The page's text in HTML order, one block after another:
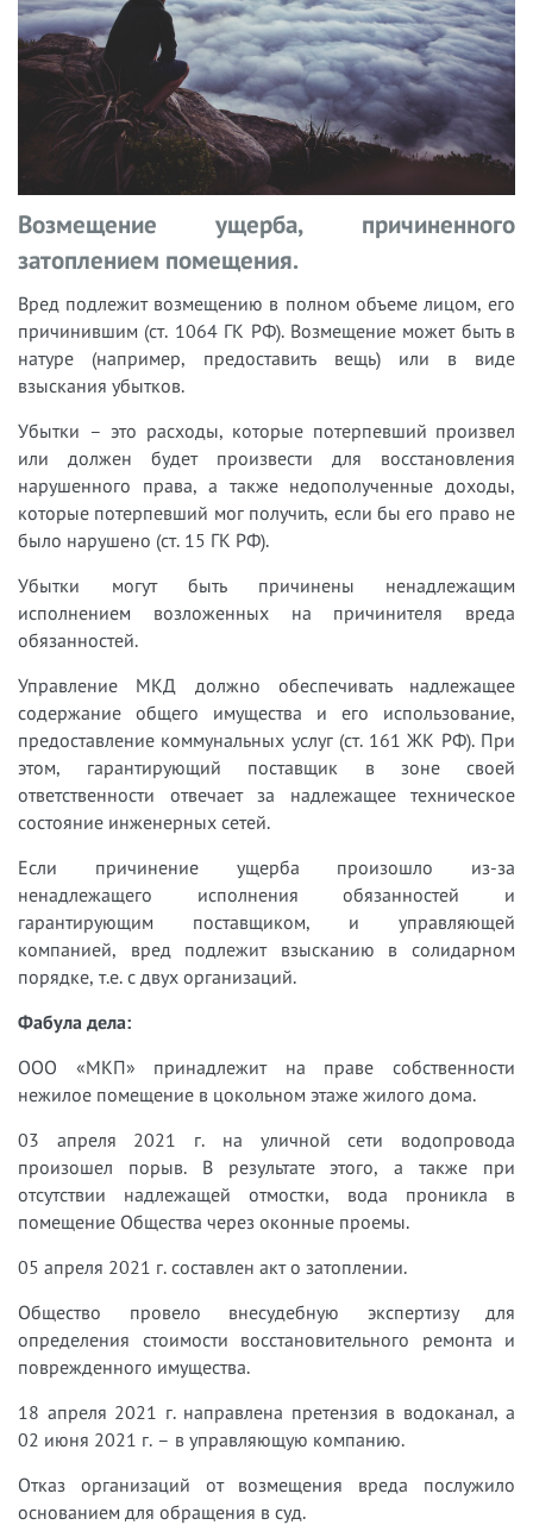
Возмещение ущерба, причиненного
затоплением помещения.
Вред подлежит возмещению в полном объеме лицом, его
причинившим (ст. 1064 ГК РФ). Возмещение может быть в
натуре (например, предоставить вещь) или в виде
взыскания убытков.
Убытки – это расходы, которые потерпевший произвел
или должен будет произвести для восстановления
нарушенного права, а также недополученные доходы,
которые потерпевший мог получить, если бы его право не
было нарушено (ст. 15 ГК РФ).
Убытки могут быть причинены ненадлежащим
исполнением возложенных на причинителя вреда
обязанностей.
Управление МКД должно обеспечивать надлежащее
содержание общего имущества и его использование,
предоставление коммунальных услуг (ст. 161 ЖК РФ). При
этом, гарантирующий поставщик в зоне своей
ответственности отвечает за надлежащее техническое
состояние инженерных сетей.
Если причинение ущерба произошло из-за
ненадлежащего исполнения обязанностей и
гарантирующим поставщиком, и управляющей
компанией, вред подлежит взысканию в солидарном
порядке, т.е. с двух организаций.
Фабула дела:
ООО «МКП» принадлежит на праве собственности
нежилое помещение в цокольном этаже жилого дома.
03 апреля 2021 г. на уличной сети водопровода
произошел порыв. В результате этого, а также при
отсутствии надлежащей отмостки, вода проникла в
помещение Общества через оконные проемы.
05 апреля 2021 г. составлен акт о затоплении.
Общество провело внесудебную экспертизу для
определения стоимости восстановительного ремонта и
поврежденного имущества.
18 апреля 2021 г. направлена претензия в водоканал, а
02 июня 2021 г. – в управляющую компанию.
Отказ организаций от возмещения вреда послужило
основанием для обращения в суд.